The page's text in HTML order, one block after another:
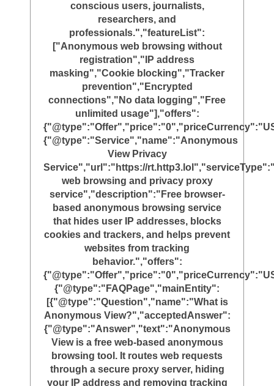
conscious users, journalists,
researchers, and
professionals.","featureList":
["Anonymous web browsing without
registration","IP address
masking","Cookie blocking","Tracker
prevention","Encrypted
connections","No data logging","Free
unlimited usage"],"offers":
{"@type":"Service","name":"Anonymous
View Privacy
Service","url":"https://
web browsing and privacy proxy
service","description":"Free browser-
based anonymous browsing service
that hides user IP addresses, blocks
cookies and trackers, and helps prevent
websites from tracking
behavior.","offers":
{"@type":"FAQPage","mainEntity":
[{"@type":"Question","name":"What is
Anonymous View?","acceptedAnswer":
{"@type":"Answer","text":"Anonymous
View is a free web-based anonymous
browsing tool. It routes web requests
through a secure proxy server, hiding
your IP address and removing tracking